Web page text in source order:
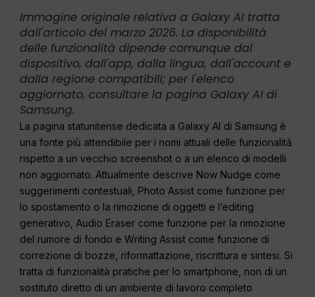
Immagine originale relativa a Galaxy AI tratta
dall'articolo del marzo 2026. La disponibilità
delle funzionalità dipende comunque dal
dispositivo, dall'app, dalla lingua, dall'account e
dalla regione compatibili; per l'elenco
aggiornato, consultare la pagina Galaxy AI di
Samsung.
La pagina statunitense dedicata a Galaxy AI di Samsung è
una fonte più attendibile per i nomi attuali delle funzionalità
rispetto a un vecchio screenshot o a un elenco di modelli
non aggiornato. Attualmente descrive Now Nudge come
suggerimenti contestuali, Photo Assist come funzione per
lo spostamento o la rimozione di oggetti e l’editing
generativo, Audio Eraser come funzione per la rimozione
del rumore di fondo e Writing Assist come funzione di
correzione di bozze, riformattazione, riscrittura e sintesi. Si
tratta di funzionalità pratiche per lo smartphone, non di un
sostituto diretto di un ambiente di lavoro completo